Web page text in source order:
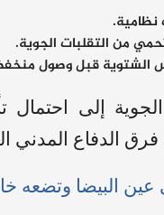
من التقلبات الجوية.
الشتوية قبل وصول
الجوية إلى
فرق الدفاع المدني
البيضا وتضعه